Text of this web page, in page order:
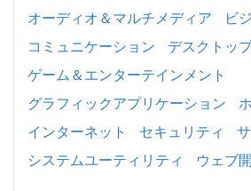
オーディオ＆マルチメディア
ビ
コミュニケーション
デスクトッ
ゲーム＆エンターテインメント
グラフィックアプリケーション
インターネット
セキュリティ
システムユーティリティ
ウェブ